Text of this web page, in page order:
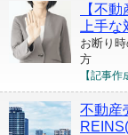
【不
上手
お断り
方
【記事作
不動産